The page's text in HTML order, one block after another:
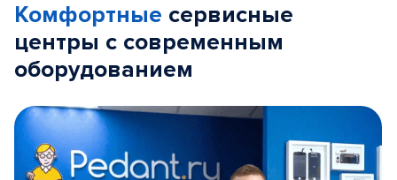
Комфортные сервисные
центры с современным
оборудованием